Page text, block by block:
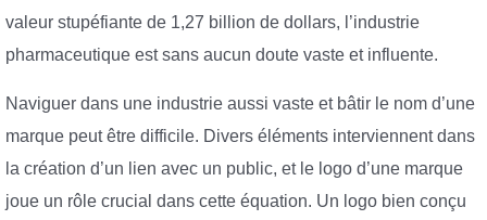
valeur stupéfiante de 1,27 billion de dollars, l’industrie
pharmaceutique est sans aucun doute vaste et influente.
Naviguer dans une industrie aussi vaste et bâtir le nom d’une
marque peut être difficile. Divers éléments interviennent dans
la création d’un lien avec un public, et le logo d’une marque
joue un rôle crucial dans cette équation. Un logo bien conçu